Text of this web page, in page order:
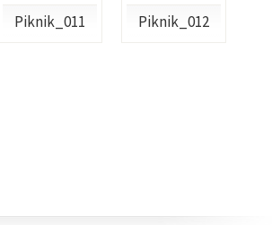
Piknik_011 Piknik_012